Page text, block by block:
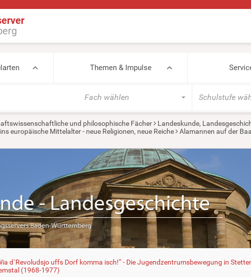
Themen & Impulse
Fach wählen Schulstufe
und philosophische Fächer Landeskunde,
europäische Mittelalter - neue Religionen, neue Reiche
Alamannen auf der
d´Revoludsjo uffs Dorf komma isch!“ - Die Jugendzentrumsbewegung in
(1968-1977)